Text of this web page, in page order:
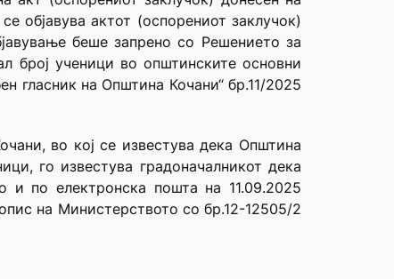
објавува актот (оспорениот заклучок)
беше запрено со Решението за
број ученици во општинските основни
гласник на Општина Кочани“ бр.11/2025
во кој се известува дека Општина
го известува градоначалникот дека
и по електронска пошта на 11.09.2025
на Министерството со бр.12-12505/2